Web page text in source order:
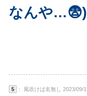
なんや…😨)
5 ： 風吹けば名無し 2023/